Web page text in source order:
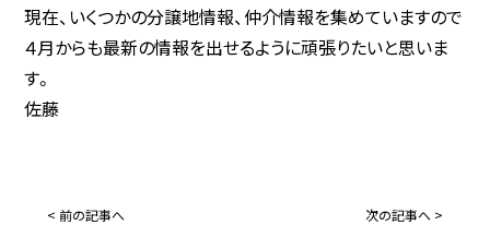
売家
マンション・アパート
現在、いくつかの分譲地情報、仲介情報を集めていますので
４月からも最新の情報を出せるように頑張りたいと思いま
す。
佐藤
< 前の記事へ 次の記事へ >